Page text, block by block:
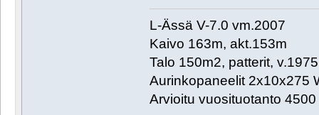
L-Ässä V-7.0 vm.2007
Kaivo 163m, akt.153m
Talo 150m2, patterit, v.1975
Aurinkopaneelit 2x10x275
Arvioitu vuosituotanto